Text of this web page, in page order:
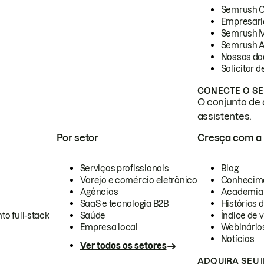
Semrush
Semrush
Semrush
Nossos
Solicitar
CONECTE O
O conjunto de
assistentes.
full-stack
Por setor
Serviços profissionais
Varejo e comércio eletrônico
Agências
SaaS e tecnologia B2B
Saúde
Empresa local
Ver todos os setores
Cresça com a
Blog
Academia
Histórias
Índice de
Notícias
ADQUIRA SEU